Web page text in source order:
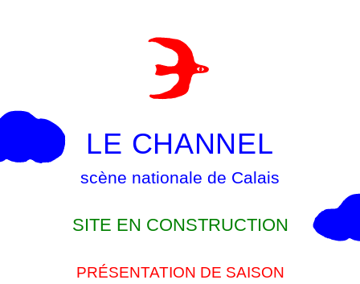
LE CHANNEL
scène nationale de Calais
SITE EN CONSTRUCTION
PRÉSENTATION DE SAISON